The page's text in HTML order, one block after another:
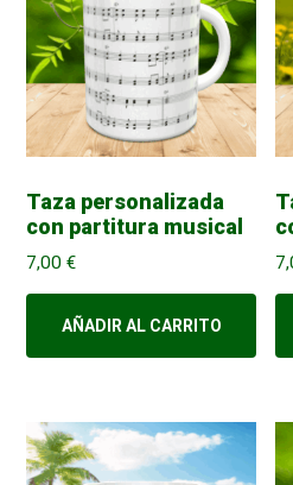
Taza personalizada
con partitura musical
7,00€
AÑADIR AL CARRITO